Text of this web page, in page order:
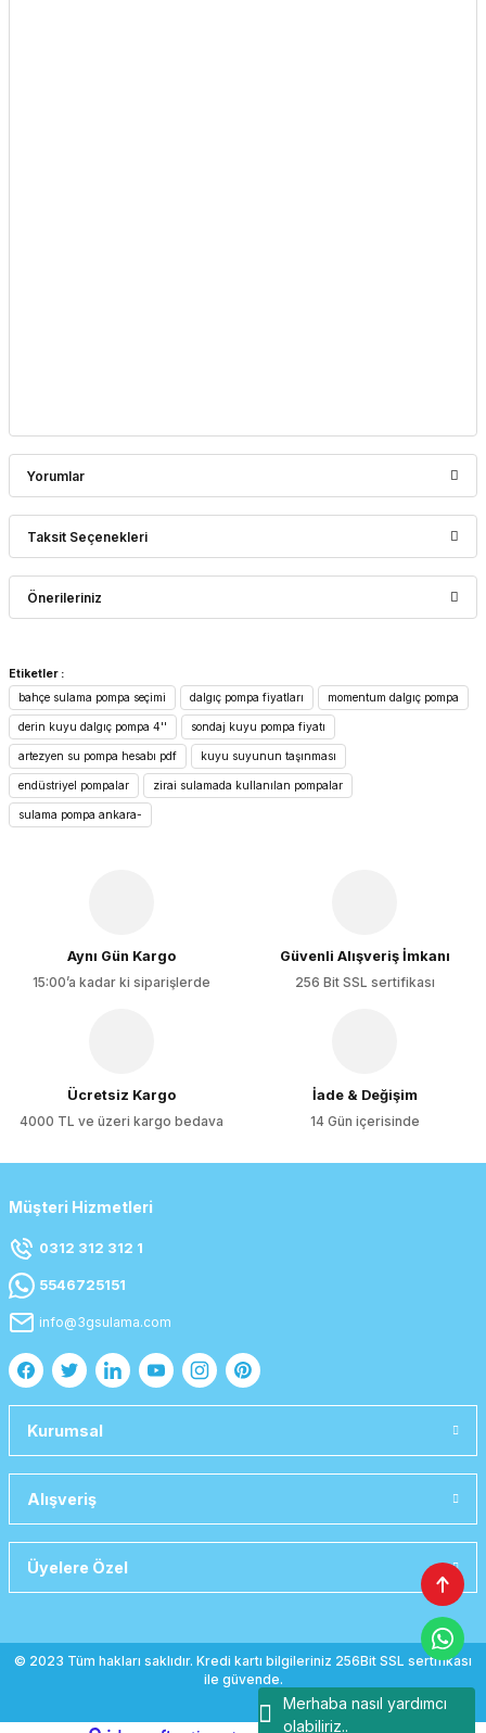
Merhaba nasıl yardımcı
olabiliriz..
Yorumlar
Bu ürüne ilk yorumu siz yapın!
Taksit Seçenekleri
Önerileriniz
konularda yetersiz gördüğünüz noktaları öneri formunu
kullanarak tarafımıza iletebilirsiniz.
Görüş ve önerileriniz için teşekkür ederiz.
Ürün resmi kalitesiz, bozuk veya görüntülenemiyor.
Ürün açıklamasında eksik bilgiler bulunuyor.
Etiketler :
bahçe sulama pompa seçimi
dalgıç pompa fiyatları momentum dalgıç pompa
derin kuyu dalgıç pompa 4'' sondaj kuyu pompa fiyatı
artezyen su pompa hesabı pdf kuyu suyunun taşınması
endüstriyel pompalar zirai sulamada kullanılan pompalar
sulama pompa ankara-
Aynı Gün Kargo
15:00’a kadar ki siparişlerde
Güvenli Alışveriş İmkanı
256 Bit SSL sertifikası
Ücretsiz Kargo
4000 TL ve üzeri kargo bedava
İade & Değişim
14 Gün içerisinde
Müşteri Hizmetleri
0312 312 312 1
5546725151
info@3gsulama.com
Kurumsal
Alışveriş
Üyelere Özel
© 2023 Tüm hakları saklıdır. Kredi kartı bilgileriniz 256Bit SSL sertifikası
ile güvende.